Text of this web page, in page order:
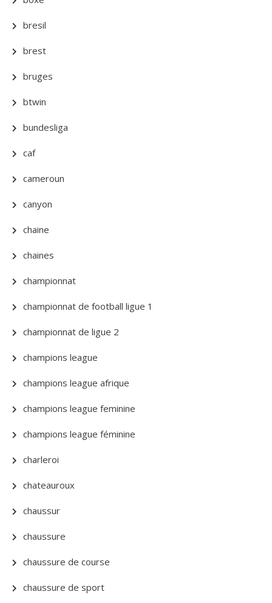
bresil
brest
bruges
btwin
bundesliga
caf
cameroun
canyon
chaine
chaines
championnat
championnat de football ligue 1
championnat de ligue 2
champions league
champions league afrique
champions league feminine
champions league féminine
charleroi
chateauroux
chaussur
chaussure
chaussure de course
chaussure de sport